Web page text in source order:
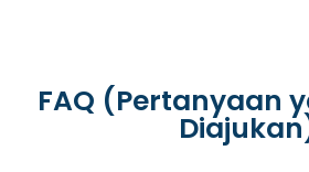
FAQ (Pertanyaan